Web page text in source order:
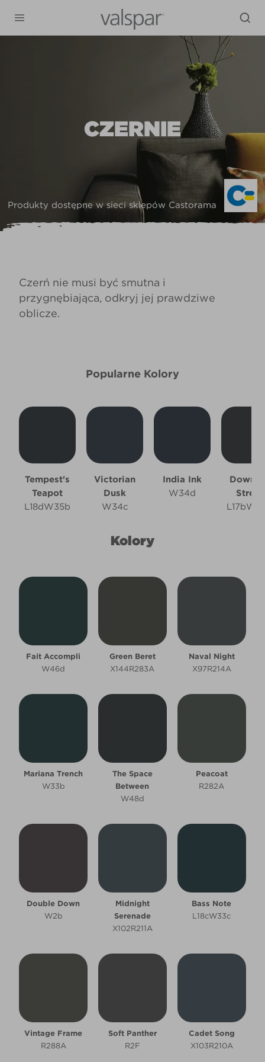
CZERNIE
Produkty dostępne w sieci sklepów Castorama
Czerń nie musi być smutna i
przygnębiająca, odkryj jej prawdziwe
oblicze.
Popularne Kolory
Tempest's
Teapot
L18dW35b
Victorian
Dusk
W34c
India Ink
W34d
Street
Kolory
Fait Accompli
W46d
Green Beret
X144R283A
Naval Night
X97R214A
Mariana Trench
W33b
The Space
Between
W48d
Peacoat
R282A
Double Down
W2b
Midnight
Serenade
X102R211A
Bass Note
L18cW33c
Vintage Frame
R288A
Soft Panther
R2F
Cadet Song
X103R210A